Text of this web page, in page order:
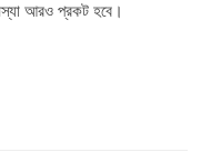
আরও প্রকট হবে।